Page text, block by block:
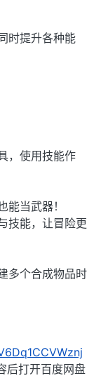
时提升各种能
，使用技能作
当武器！
技能，让冒险更
多个合成物品时
后打开百度网盘